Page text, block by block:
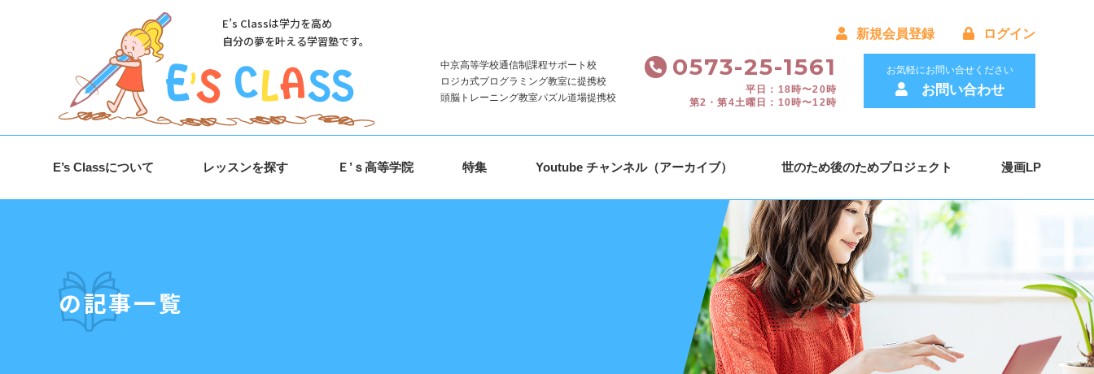
E’s Classは学力を高め
自分の夢を叶える学習塾です。
新規会員登録 ログイン
中京高等学校通信制課程サポート校
ロジカ式プログラミング教室に提携校
頭脳トレーニング教室パズル道場提携校
0573-25-1561
平日：18時〜20時
第2・第4土曜日：10時〜12時
お気軽にお問い合せください
お問い合わせ
E’s Classについて レッスンを探す Ｅ’ｓ高等学院 特集 Youtube チャンネル（アーカイブ） 世のため後のためプロジェクト 漫画LP
の記事一覧